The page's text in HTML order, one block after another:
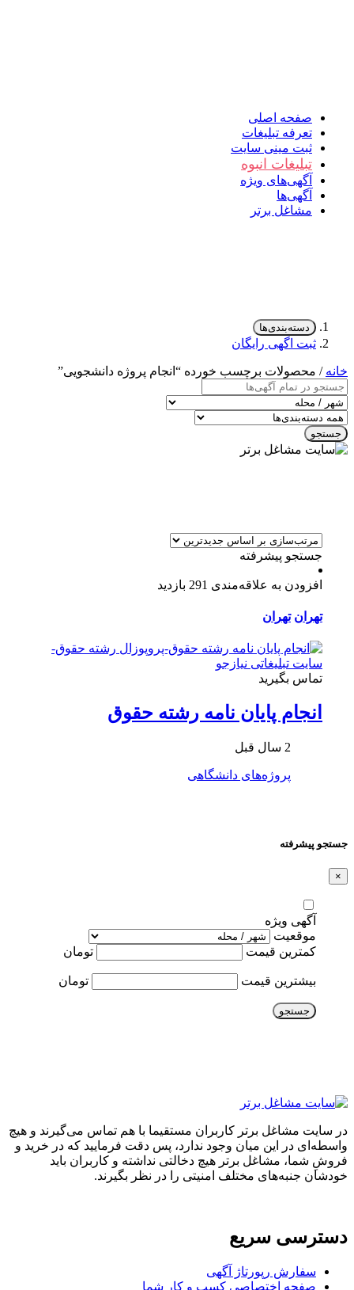
صفحه اصلی
تعرفه تبلیغات
ثبت مینی سایت
تبلیغات انبوه
آگهی‌های ویژه
آگهی‌ها
مشاغل برتر
دسته‌بندی‌ها
ثبت اگهی رایگان
خانه / محصولات برچسب خورده “انجام پروژه دانشجویی”
جستجو
جستجو پیشرفته
افزودن به علاقه‌مندی 291 بازدید
تهران تهران
تماس بگیرید
انجام پايان نامه رشته حقوق
2 سال قبل
پروژه‌های دانشگاهی
جستجو پیشرفته
×
آگهی ویژه
موقعیت
کمترین قیمت
تومان
بیشترین قیمت تومان
جستجو
در سایت مشاغل برتر کاربران مستقیما با هم تماس می‌گیرند و هیچ
واسطه‌ای در این میان وجود ندارد، پس دقت فرمایید که در خرید و
فروشِ شما، مشاغل برتر هیچ دخالتی نداشته و کاربران باید
خودشان جنبه‌های مختلف امنیتی را در نظر بگیرند.
دسترسی سریع
سفارش رپورتاژ آگهی
صفحه اختصاصی کسب و کار شما